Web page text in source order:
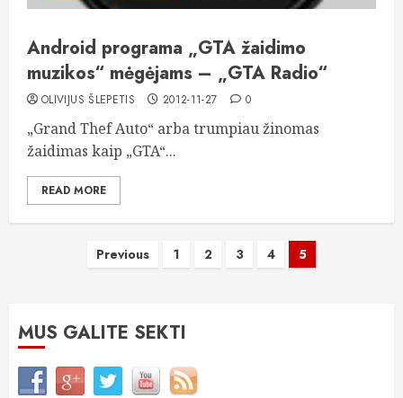
Android programa „GTA žaidimo
muzikos“ mėgėjams – „GTA Radio“
OLIVIJUS ŠLEPETIS 2012-11-27 0
„Grand Thef Auto“ arba trumpiau žinomas
žaidimas kaip „GTA“...
READ MORE
Įrašų
Previous 1 2 3 4 5
MUS GALITE SEKTI